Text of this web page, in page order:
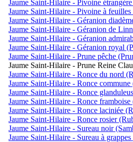
Jaume Saint-Hilaire - Pivoine
Jaume Saint-Hilaire - Pivoine à
Jaume Saint-Hilaire - Géranion
Jaume Saint-Hilaire - Géranion de
Jaume Saint-Hilaire - Géranion
Jaume Saint-Hilaire - Géranion royal
Jaume Saint-Hilaire - Prune pêche
Jaume Saint-Hilaire - Prune Reine
Jaume Saint-Hilaire - Ronce du nord
Jaume Saint-Hilaire - Ronce
Jaume Saint-Hilaire - Ronce
Jaume Saint-Hilaire - Ronce framboise
Jaume Saint-Hilaire - Ronce laciniée
Jaume Saint-Hilaire - Ronce rosier
Jaume Saint-Hilaire - Sureau noir
Jaume Saint-Hilaire - Sureau à